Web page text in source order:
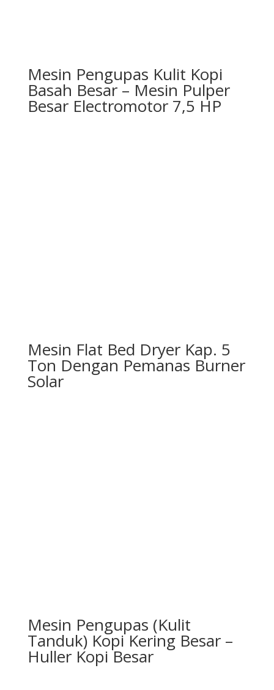
Mesin Pengupas Kulit Kopi
Basah Besar – Mesin Pulper
Besar Electromotor 7,5 HP
Mesin Flat Bed Dryer Kap. 5
Ton Dengan Pemanas Burner
Solar
Mesin Pengupas (Kulit
Tanduk) Kopi Kering Besar –
Huller Kopi Besar